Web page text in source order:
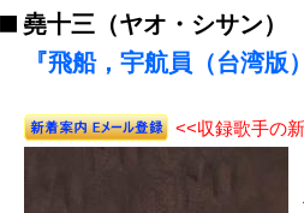
堯十三（ヤオ・シサン）
『飛船，宇航員（台湾版
<<収録歌手の